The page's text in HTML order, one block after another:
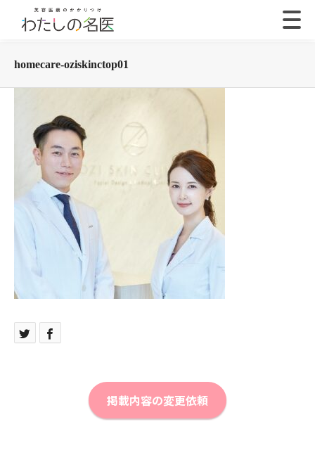
homecare-oziskinctop01
掲載内容の変更依頼